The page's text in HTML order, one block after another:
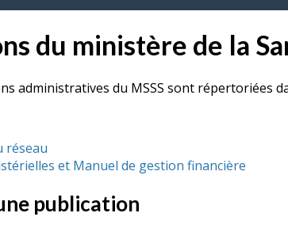
du ministère de la
administratives du MSSS sont répertoriées
réseau
et Manuel de gestion financière
publication